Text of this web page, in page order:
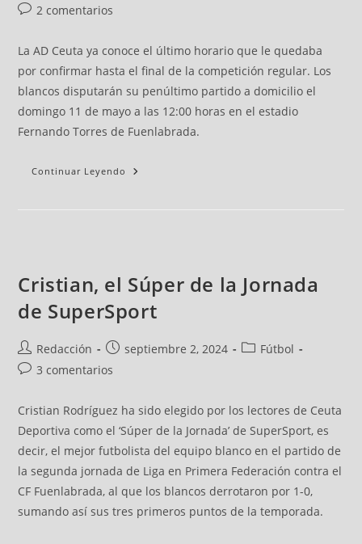
2 comentarios
La AD Ceuta ya conoce el último horario que le quedaba
por confirmar hasta el final de la competición regular. Los
blancos disputarán su penúltimo partido a domicilio el
domingo 11 de mayo a las 12:00 horas en el estadio
Fernando Torres de Fuenlabrada.
Continuar Leyendo
Cristian, el Súper de la Jornada
de SuperSport
Redacción septiembre 2, 2024
Fútbol
3 comentarios
Cristian Rodríguez ha sido elegido por los lectores de Ceuta
Deportiva como el ‘Súper de la Jornada’ de SuperSport, es
decir, el mejor futbolista del equipo blanco en el partido de
la segunda jornada de Liga en Primera Federación contra el
CF Fuenlabrada, al que los blancos derrotaron por 1-0,
sumando así sus tres primeros puntos de la temporada.